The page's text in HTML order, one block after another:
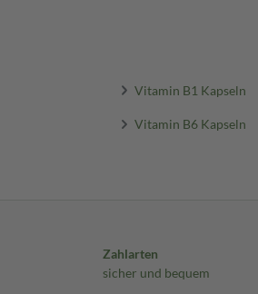
Vitamin B1 Kapseln
Vitamin B6 Kapseln
Zahlarten
sicher und bequem